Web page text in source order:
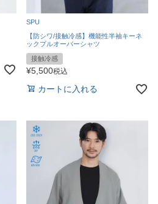
SPU
【防シワ/接触冷感】機能性半袖キーネ
ックプルオーバーシャツ
接触冷感
¥5,500税込
カートに入れる